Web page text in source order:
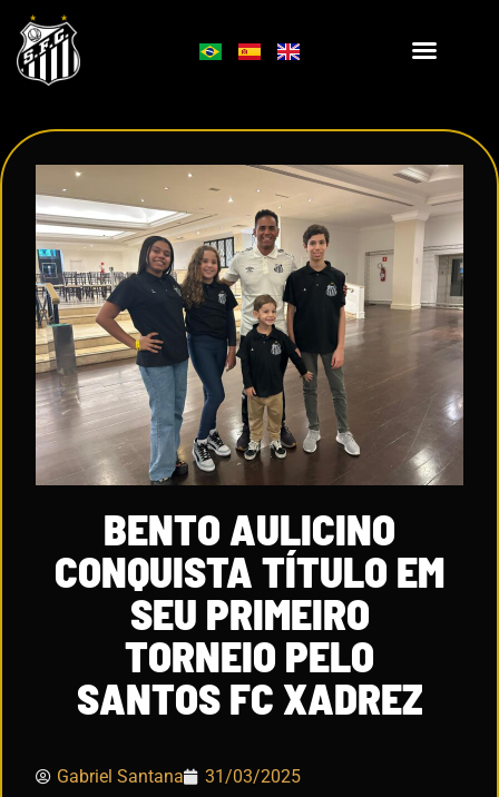
BENTO AULICINO
CONQUISTA TÍTULO EM
SEU PRIMEIRO
TORNEIO PELO
SANTOS FC XADREZ
Gabriel Santana 31/03/2025